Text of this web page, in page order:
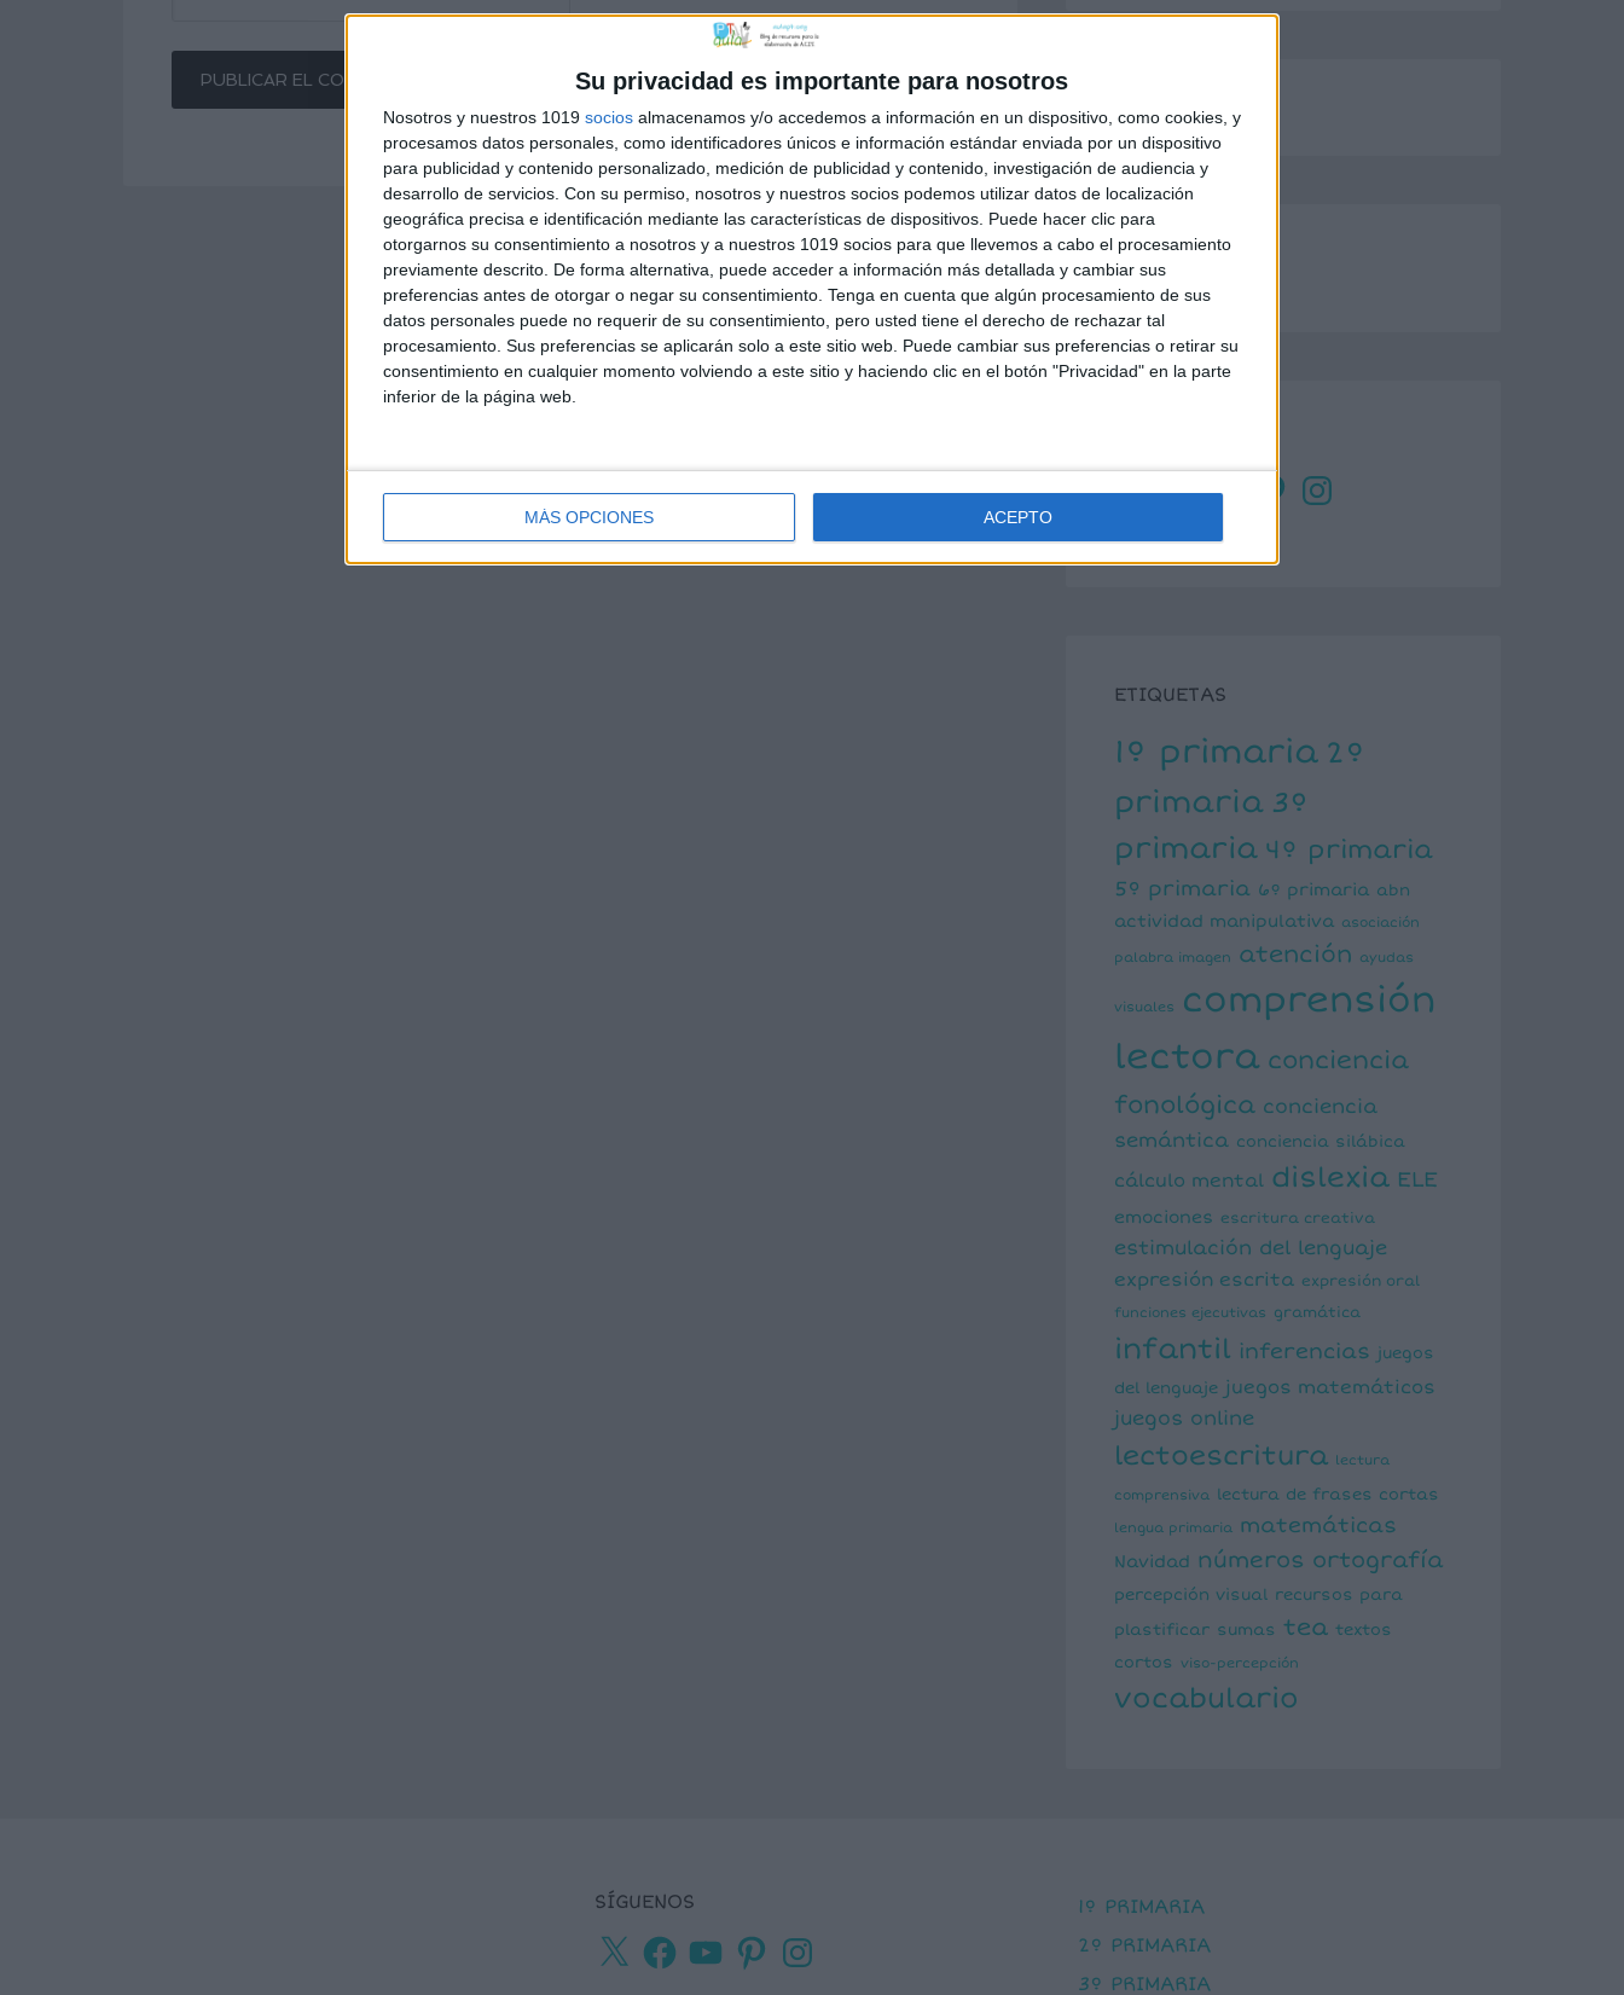
Su privacidad es importante para nosotros
Nosotros y nuestros 1019 socios almacenamos y/o accedemos a información en un dispositivo, como cookies, y
procesamos datos personales, como identificadores únicos e información estándar enviada por un dispositivo
para publicidad y contenido personalizado, medición de publicidad y contenido, investigación de audiencia y
desarrollo de servicios. Con su permiso, nosotros y nuestros socios podemos utilizar datos de localización
geográfica precisa e identificación mediante las características de dispositivos. Puede hacer clic para
otorgarnos su consentimiento a nosotros y a nuestros 1019 socios para que llevemos a cabo el procesamiento
previamente descrito. De forma alternativa, puede acceder a información más detallada y cambiar sus
preferencias antes de otorgar o negar su consentimiento. Tenga en cuenta que algún procesamiento de sus
datos personales puede no requerir de su consentimiento, pero usted tiene el derecho de rechazar tal
procesamiento. Sus preferencias se aplicarán solo a este sitio web. Puede cambiar sus preferencias o retirar su
consentimiento en cualquier momento volviendo a este sitio y haciendo clic en el botón "Privacidad" en la parte
inferior de la página web.
MÁS OPCIONES ACEPTO
YouTubePinterestInstagram
ETIQUETAS
1º primaria 2º
primaria 3º
primaria 4º primaria
5º primaria 6º primaria abn
actividad manipulativa asociación
palabra imagen atención ayudas
visuales
comprensión
lectora conciencia
fonológica conciencia
semántica conciencia silábica
cálculo mental dislexia ELE
emociones escritura creativa
estimulación del lenguaje
expresión escrita expresión oral
funciones ejecutivas gramática
infantil inferencias juegos
del lenguaje juegos matemáticos
juegos online
lectoescritura lectura
comprensiva lectura de frases cortas
lengua primaria matemáticas
Navidad números ortografía
percepción visual recursos para
plastificar sumas tea textos
cortos
viso-percepción
vocabulario
SÍGUENOS
X
Facebook
YouTubePinterestInstagram
1º PRIMARIA
2º PRIMARIA
3º PRIMARIA